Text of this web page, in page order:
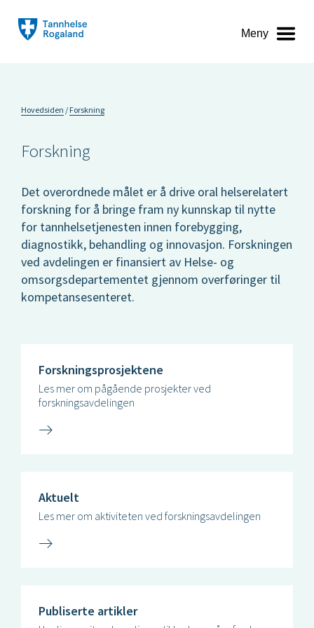
Meny
Hovedsiden Forskning
Forskning
Det overordnede målet er å drive oral helserelatert
forskning for å bringe fram ny kunnskap til nytte
for tannhelsetjenesten innen forebygging,
diagnostikk, behandling og innovasjon. Forskningen
ved avdelingen er finansiert av Helse- og
omsorgsdepartementet gjennom overføringer til
kompetansesenteret.
Forskningsprosjektene
Les mer om pågående prosjekter ved
forskningsavdelingen
Aktuelt
Les mer om aktiviteten ved forskningsavdelingen
Publiserte artikler